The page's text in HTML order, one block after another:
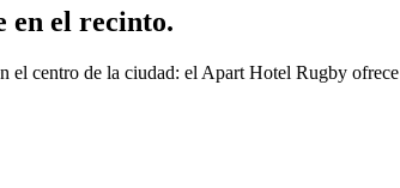
en el recinto.
el centro de la ciudad: el Apart Hotel Rugby ofrece